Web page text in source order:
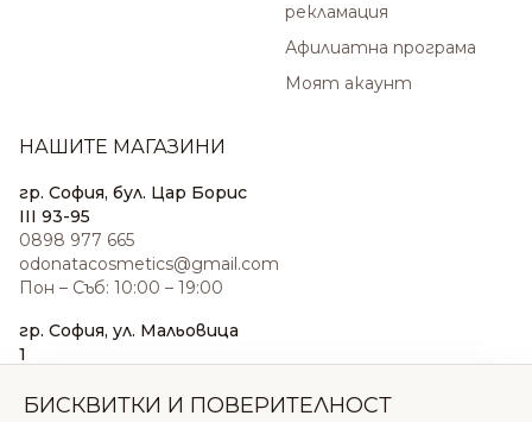
рекламация
Афилиатна програма
Моят акаунт
НАШИТЕ МАГАЗИНИ
гр. София, бул. Цар Борис
III 93-95
0898 977 665
odonatacosmetics@gmail.com
Пон – Съб: 10:00 – 19:00
гр. София, ул. Мальовица
1
sales@odonatacosmetics.com
БИСКВИТКИ И ПОВЕРИТЕЛНОСТ